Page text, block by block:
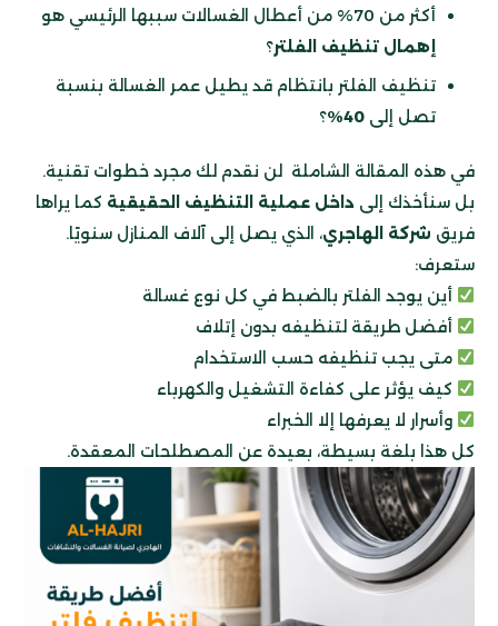
أكثر من 70% من أعطال الغسالات سببها الرئيسي هو
إهمال تنظيف الفلتر؟
تنظيف الفلتر بانتظام قد يطيل عمر الغسالة بنسبة
تصل إلى 40% ؟
في هذه المقالة الشاملة لن نقدم لك مجرد خطوات تقنية.
بل سنأخذك إلى داخل عملية التنظيف الحقيقية كما يراها
فريق شركة الهاجري، الذي يصل إلى آلاف المنازل سنويًا.
ستعرف:
أين يوجد الفلتر بالضبط في كل نوع غسالة
أفضل طريقة لتنظيفه بدون إتلاف
متى يجب تنظيفه حسب الاستخدام
كيف يؤثر على كفاءة التشغيل والكهرباء
وأسرار لا يعرفها إلا الخبراء
كل هذا بلغة بسيطة، بعيدة عن المصطلحات المعقدة.